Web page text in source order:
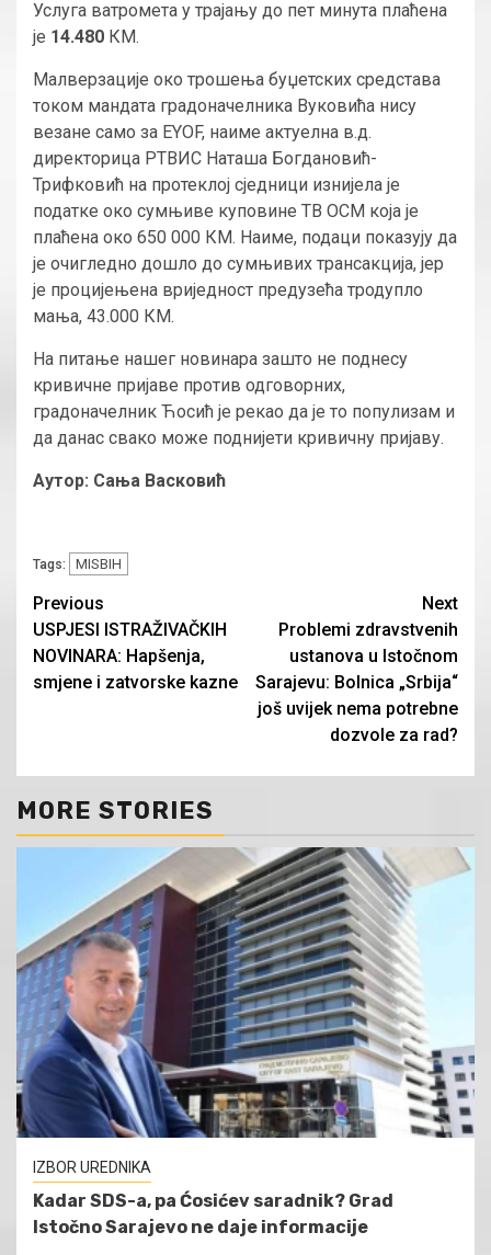
Услуга ватромета у трајању до пет минута плаћена
је 14.480 КМ.
Малверзације око трошења буџетских средстава
током мандата градоначелника Вуковића нису
везане само за EYOF, наиме актуелна в.д.
директорица РТВИС Наташа Богдановић-
Трифковић на протеклој сједници изнијела је
податке око сумњиве куповине ТВ ОСМ која је
плаћена око 650 000 КМ. Наиме, подаци показују да
је очигледно дошло до сумњивих трансакција, јер
је процијењена вриједност предузећа тродупло
мања, 43.000 КМ.
На питање нашег новинара зашто не поднесу
кривичне пријаве против одговорних,
градоначелник Ћосић је рекао да је то популизам и
да данас свако може поднијети кривичну пријаву.
Аутор: Сања Васковић
Tags: MISBIH
Continue
Reading
Previous
USPJESI ISTRAŽIVAČKIH
NOVINARA: Hapšenja,
smjene i zatvorske kazne
Next
Problemi zdravstvenih
ustanova u Istočnom
Sarajevu: Bolnica „Srbija“
još uvijek nema potrebne
dozvole za rad?
MORE STORIES
IZBOR UREDNIKA
Kadar SDS-a, pa Ćosićev saradnik? Grad
Istočno Sarajevo ne daje informacije